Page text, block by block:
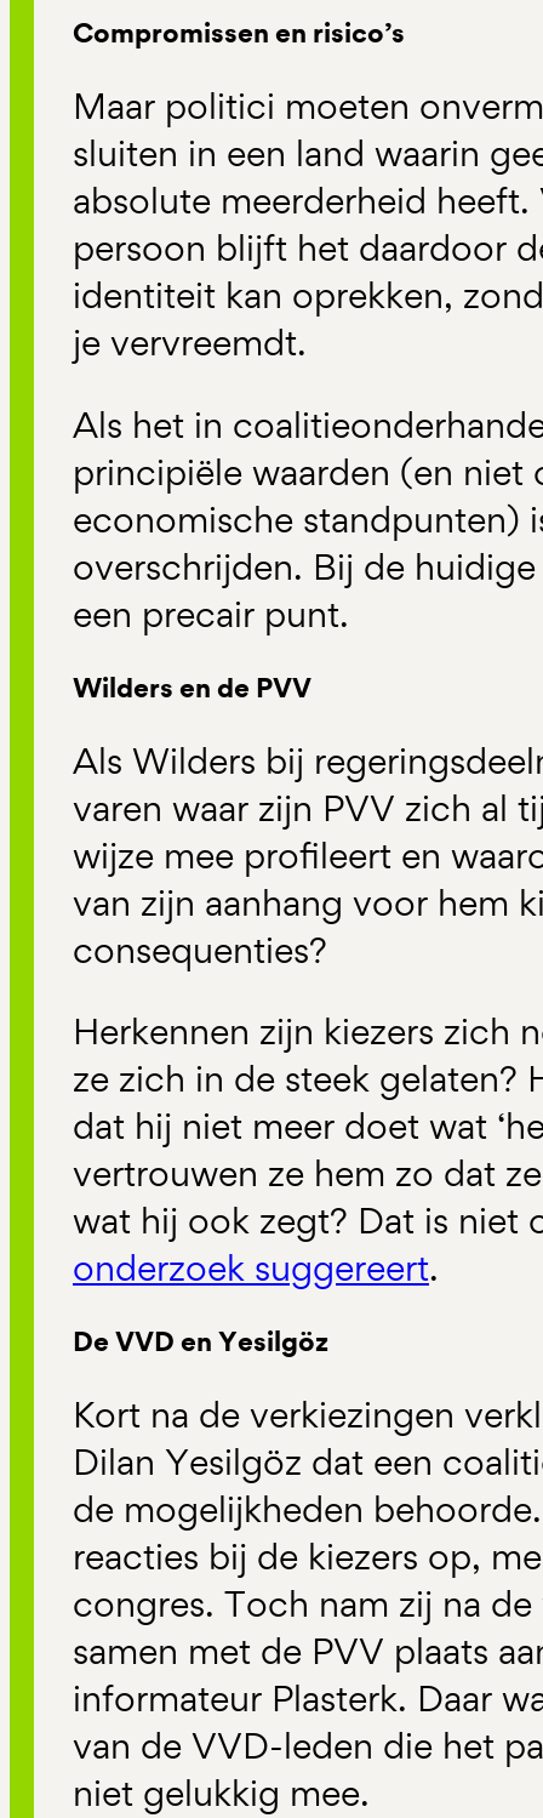
Compromissen en risico’s
Maar politici moeten
sluiten in een land waarin
absolute meerderheid
persoon blijft het daardoor
identiteit kan oprekken,
je vervreemdt.
Als het in
principiële waarden (en niet
economische standpunten)
overschrijden. Bij de
een precair punt.
Wilders en de PVV
Als Wilders bij
varen waar zijn PVV zich al
wijze mee profileert en
van zijn aanhang voor hem
consequenties?
Herkennen zijn kiezers zich
ze zich in de steek gelaten?
dat hij niet meer doet wat
vertrouwen ze hem zo dat
wat hij ook zegt? Dat is niet
onderzoek suggereert.
De VVD en Yesilgöz
Kort na de verkiezingen
Dilan Yesilgöz dat een
de mogelijkheden
reacties bij de kiezers op,
congres. Toch nam zij na
samen met de PVV plaats
informateur Plasterk. Daar
van de VVD-leden die het
niet gelukkig mee.